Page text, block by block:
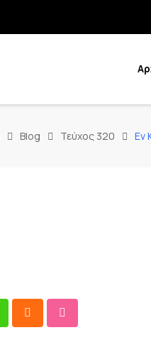
Blog Τεύχος 320 Εν